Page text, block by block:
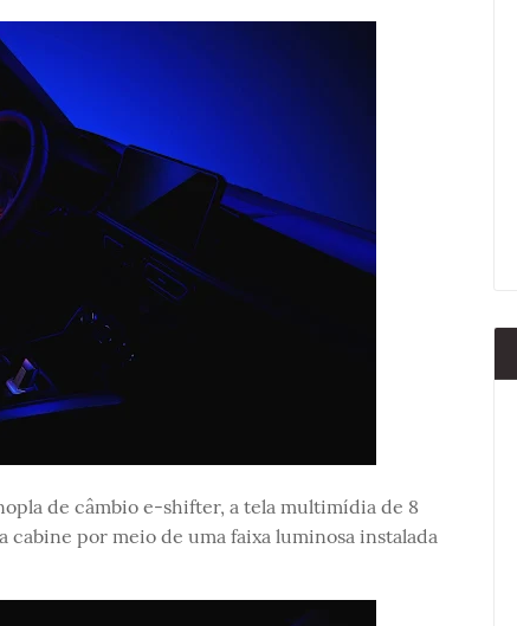
de câmbio e-shifter, a tela multimídia de 8
por meio de uma faixa luminosa instalada